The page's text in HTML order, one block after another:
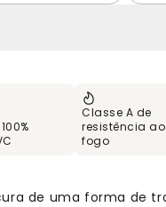
Classe A de
resistência ao
fogo
de uma forma de